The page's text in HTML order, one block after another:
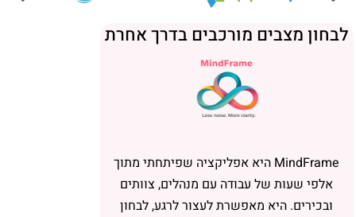
מצבים מורכבים בדרך אחרת
MindFrame היא אפליקציה שפיתחתי מתוך
אלפי שעות של עבודה עם מנהלים, צוותים
ובכירים. היא מאפשרת לעצור לרגע, לבחון